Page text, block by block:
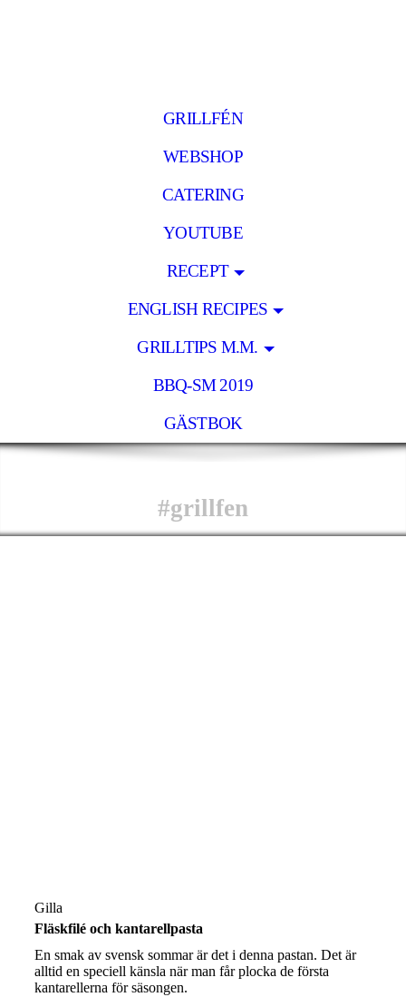
GRILLFÉN
WEBSHOP
CATERING
YOUTUBE
RECEPT
ENGLISH RECIPES
GRILLTIPS M.M.
BBQ-SM 2019
GÄSTBOK
#grillfen
Gilla
Fläskfilé och kantarellpasta
En smak av svensk sommar är det i denna pastan. Det är
alltid en speciell känsla när man får plocka de första
kantarellerna för säsongen.